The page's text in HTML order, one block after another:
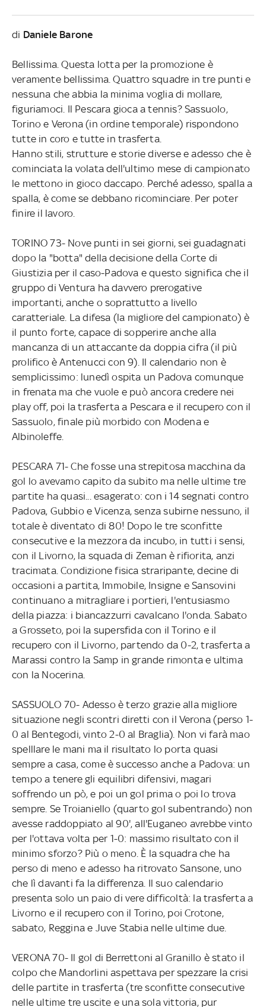
di Daniele Barone
Bellissima. Questa lotta per la promozione è
veramente bellissima. Quattro squadre in tre punti e
nessuna che abbia la minima voglia di mollare,
figuriamoci. Il Pescara gioca a tennis? Sassuolo,
Torino e Verona (in ordine temporale) rispondono
tutte in coro e tutte in trasferta.
Hanno stili, strutture e storie diverse e adesso che è
cominciata la volata dell'ultimo mese di campionato
le mettono in gioco daccapo. Perché adesso, spalla a
spalla, è come se debbano ricominciare. Per poter
finire il lavoro.
TORINO 73- Nove punti in sei giorni, sei guadagnati
dopo la "botta" della decisione della Corte di
Giustizia per il caso-Padova e questo significa che il
gruppo di Ventura ha davvero prerogative
importanti, anche o soprattutto a livello
caratteriale. La difesa (la migliore del campionato) è
il punto forte, capace di sopperire anche alla
mancanza di un attaccante da doppia cifra (il più
prolifico è Antenucci con 9). Il calendario non è
semplicissimo: lunedì ospita un Padova comunque
in frenata ma che vuole e può ancora credere nei
play off, poi la trasferta a Pescara e il recupero con il
Sassuolo, finale più morbido con Modena e
Albinoleffe.
PESCARA 71- Che fosse una strepitosa macchina da
gol lo avevamo capito da subito ma nelle ultime tre
partite ha quasi... esagerato: con i 14 segnati contro
Padova, Gubbio e Vicenza, senza subirne nessuno, il
totale è diventato di 80! Dopo le tre sconfitte
consecutive e la mezzora da incubo, in tutti i sensi,
con il Livorno, la squada di Zeman è rifiorita, anzi
tracimata. Condizione fisica straripante, decine di
occasioni a partita, Immobile, Insigne e Sansovini
continuano a mitragliare i portieri, l'entusiasmo
della piazza: i biancazzurri cavalcano l'onda. Sabato
a Grosseto, poi la supersfida con il Torino e il
recupero con il Livorno, partendo da 0-2, trasferta a
Marassi contro la Samp in grande rimonta e ultima
con la Nocerina.
SASSUOLO 70- Adesso è terzo grazie alla migliore
situazione negli scontri diretti con il Verona (perso 1-
0 al Bentegodi, vinto 2-0 al Braglia). Non vi farà mao
spelllare le mani ma il risultato lo porta quasi
sempre a casa, come è successo anche a Padova: un
tempo a tenere gli equilibri difensivi, magari
soffrendo un pò, e poi un gol prima o poi lo trova
sempre. Se Troianiello (quarto gol subentrando) non
avesse raddoppiato al 90', all'Euganeo avrebbe vinto
per l'ottava volta per 1-0: massimo risultato con il
minimo sforzo? Più o meno. È la squadra che ha
perso di meno e adesso ha ritrovato Sansone, uno
che lì davanti fa la differenza. Il suo calendario
presenta solo un paio di vere difficoltà: la trasferta a
Livorno e il recupero con il Torino, poi Crotone,
sabato, Reggina e Juve Stabia nelle ultime due.
VERONA 70- Il gol di Berrettoni al Granillo è stato il
colpo che Mandorlini aspettava per spezzare la crisi
delle partite in trasferta (tre sconfitte consecutive
nelle ultime tre uscite e una sola vittoria, pur